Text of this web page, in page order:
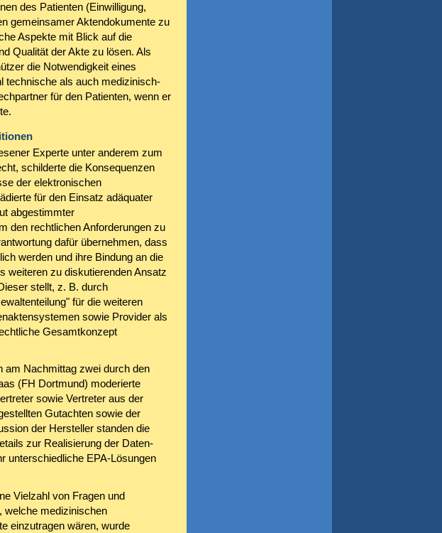
des Patienten (Einwilligung,
gemeinsamer Aktendokumente zu
Aspekte mit Blick auf die
Qualität der Akte zu lösen. Als
die Notwendigkeit eines
technische als auch medizinisch-
für den Patienten, wenn er
Experte unter anderem zum
schilderte die Konsequenzen
der elektronischen
für den Einsatz adäquater
abgestimmter
den rechtlichen Anforderungen zu
dafür übernehmen, dass
werden und ihre Bindung an die
weiteren zu diskutierenden Ansatz
stellt, z. B. durch
für die weiteren
sowie Provider als
Gesamtkonzept
am Nachmittag zwei durch den
(FH Dortmund) moderierte
sowie Vertreter aus der
Gutachten sowie der
der Hersteller standen die
zur Realisierung der Daten-
unterschiedliche EPA-Lösungen
Vielzahl von Fragen und
welche medizinischen
einzutragen wären, wurde